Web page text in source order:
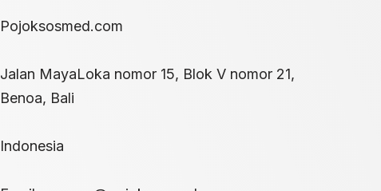
Pojoksosmed.com
Jalan MayaLoka nomor 15, Blok V nomor 21,
Benoa, Bali
Indonesia